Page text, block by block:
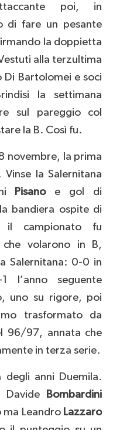
poi, in
di fare un pesante
la doppietta
alla terzultima
Bartolomei e soci
la settimana
sul pareggio col
la B. Così fu.
novembre, la prima
la Salernitana
Pisanoe gol di
bandiera ospite di
il campionato fu
che volarono in B,
Salernitana: 0-0 in
l’anno seguente
uno su rigore, poi
trasformato da
96/97, annata che
in terza serie.
anni Duemila.
Davide
Bombardini
Leandro Lazzaro